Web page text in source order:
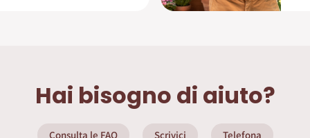
Hai bisogno di aiuto?
Consulta le FAQ Scrivici Telefona